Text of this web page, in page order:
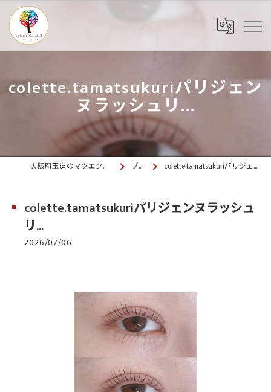
colette.tamatsukuriパリジェン
ヌラッシュリ...
大阪府玉造のマツエクならcolette. 玉造 ブログ colette.tamatsukuriパリジェンヌラッシュリ...
colette.tamatsukuriパリジェンヌラッシュ
リ...
2026/07/06